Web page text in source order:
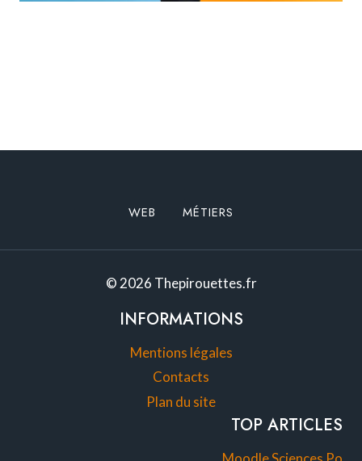
WEB MÉTIERS
© 2026 Thepirouettes.fr
INFORMATIONS
Mentions légales
Contacts
Plan du site
TOP ARTICLES